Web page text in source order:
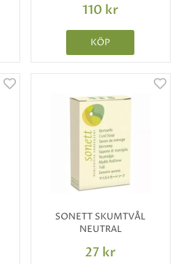
110 kr
KÖP
SONETT SKUMTVÅL
NEUTRAL
27 kr